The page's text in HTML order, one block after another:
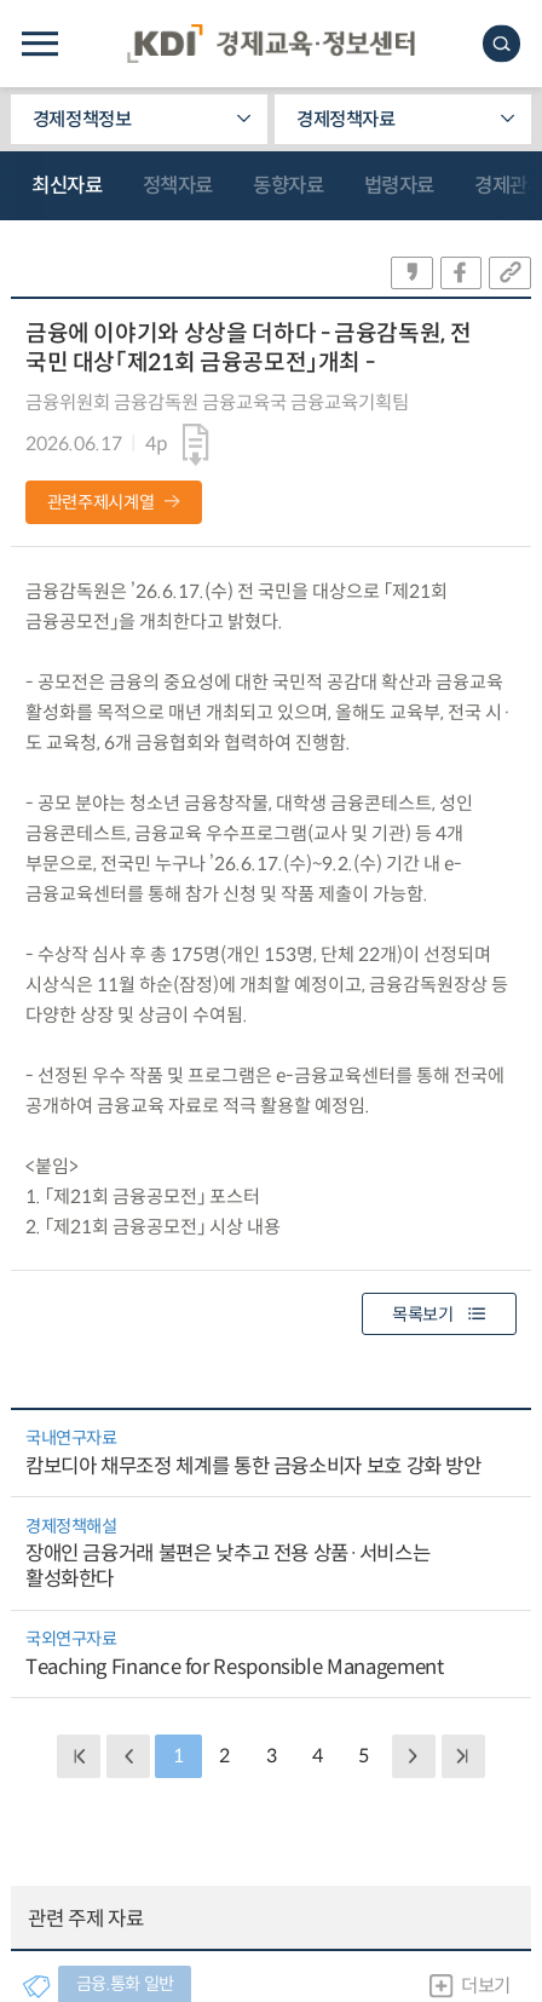
경제정책정보 경제정책자료
최신자료 정책자료 동향자료 법령자료 경제관
금융에 이야기와 상상을 더하다 - 금융감독원, 전
국민 대상「제21회 금융공모전」개최 -
금융위원회 금융감독원 금융교육국 금융교육기획팀
2026.06.17
4p
관련주제시계열
금융감독원은 ’26.6.17.(수) 전 국민을 대상으로 「제21회
금융공모전」을 개최한다고 밝혔다.
- 공모전은 금융의 중요성에 대한 국민적 공감대 확산과 금융교육
활성화를 목적으로 매년 개최되고 있으며, 올해도 교육부, 전국 시·
도 교육청, 6개 금융협회와 협력하여 진행함.
- 공모 분야는 청소년 금융창작물, 대학생 금융콘테스트, 성인
금융콘테스트, 금융교육 우수프로그램(교사 및 기관) 등 4개
부문으로, 전국민 누구나 ’26.6.17.(수)~9.2.(수) 기간 내 e-
금융교육센터를 통해 참가 신청 및 작품 제출이 가능함.
- 수상작 심사 후 총 175명(개인 153명, 단체 22개)이 선정되며
시상식은 11월 하순(잠정)에 개최할 예정이고, 금융감독원장상 등
다양한 상장 및 상금이 수여됨.
- 선정된 우수 작품 및 프로그램은 e-금융교육센터를 통해 전국에
공개하여 금융교육 자료로 적극 활용할 예정임.
<붙임>
1. 「제21회 금융공모전」 포스터
2. 「제21회 금융공모전」 시상 내용
목록보기
국내연구자료
캄보디아 채무조정 체계를 통한 금융소비자 보호 강화 방안
경제정책해설
장애인 금융거래 불편은 낮추고 전용 상품·서비스는
활성화한다
국외연구자료
Teaching Finance for Responsible Management
1 2 3 4 5
관련 주제 자료
금융.통화 일반 더보기